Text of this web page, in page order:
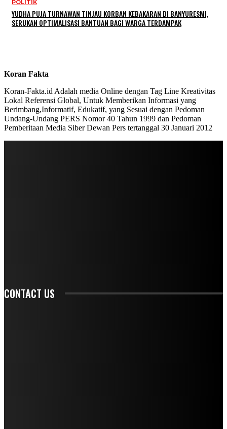
POLITIK
YUDHA PUJA TURNAWAN TINJAU KORBAN KEBAKARAN DI BANYURESMI,
SERUKAN OPTIMALISASI BANTUAN BAGI WARGA TERDAMPAK
Koran Fakta
Koran-Fakta.id Adalah media Online dengan Tag Line Kreativitas
Lokal Referensi Global, Untuk Memberikan Informasi yang
Berimbang,Informatif, Edukatif, yang Sesuai dengan Pedoman
Undang-Undang PERS Nomor 40 Tahun 1999 dan Pedoman
Pemberitaan Media Siber Dewan Pers tertanggal 30 Januari 2012
CONTACT US